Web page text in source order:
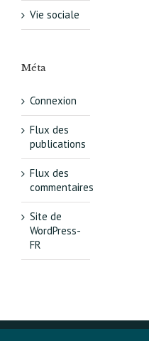
Vie sociale
Méta
Connexion
Flux des
publications
Flux des
commentaires
Site de
WordPress-
FR